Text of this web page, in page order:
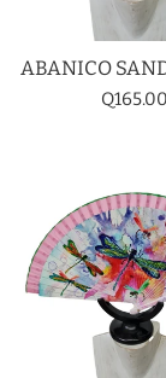
ABANICO
Precio
Q165.00